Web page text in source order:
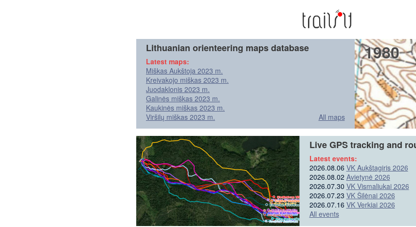
Lithuanian orienteering maps database
Latest maps:
Miškas Aukštoja 2023 m.
Kreivakojo miškas 2023 m.
Juodaklonis 2023 m.
Galinės miškas 2023 m.
Kaukinės miškas 2023 m.
Viršilų miškas 2023 m.
All maps
1980
11:06 (5) +01:09 1963 m
Vytautas Beliūnas
12:34 (12) +02:37 2040 m
Mantas Mendelevičius
14:36 (17) +04:39 2206 m
Gediminas Misius
11:36 (6)
+01:39 2012 m
Marius Astrauskas
13:17 (13) +03:20 2355 m
Tadas Kireilis
15:21 (19) +05:24 2227 m
Andrius Jasiūnas
12:17 (9)
+02:20 2129 m
Adomas Časas
15:08 (18) +05:11 2202 m
Aras Petrevičius
16:16 (20) +06:19 2113 m
Kristina Masevičiūtė
12:30 (10) +02:33 2229 m
Edvardas Ščerbavičius
12:17 (9)
+02:20 2107 m
Siarhei Vasilyeu
11:36 (6)
+01:39 2063 m
Marius Kantautas
13:23 (14) +03:26 2062 m
Valdas Lelkaitis
Vytautas Beliūnas
Mantas Mendelevičius
Gediminas Misius
Marius Astrauskas
Tadas Kireilis
Andrius Jasiūnas
Adomas Časas
Aras Petrevičius
Kristina Masevičiūtė
Edvardas Ščerbavičius
Siarhei Vasilyeu
Marius Kantautas
Valdas Lelkaitis
Live GPS tracking and
Latest events:
2026.08.06 VK Aukštagiris 2026
2026.08.02 Avietynė 2026
2026.07.30 VK Vismaliukai 2026
2026.07.23 VK Šilėnai 2026
2026.07.16 VK Verkiai 2026
All events